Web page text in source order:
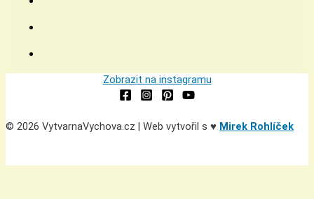
Zobrazit na instagramu
© 2026 VytvarnaVychova.cz | Web vytvořil s ♥ Mirek Rohlíček